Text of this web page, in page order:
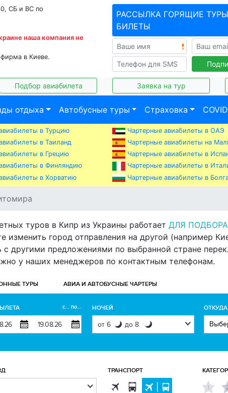
СБ и ВС по
наша компания не
в Киеве.
РАССЫЛКА ГОРЯЩИЕ
БИЛЕТЫ
Подбор авиабилета Заявка на тур
отдыха Автобусные туры Страховка
в Турцию Чартерные авиабилеты в ОАЭ
в Таиланд Чартерные авиабилеты на
в Грецию Чартерные авиабилеты в
в Финляндию Чартерные авиабилеты в
в Хорватию Чартерные авиабилеты в
туров в Кипр из Украины работает ДЛЯ
изменить город отправления на другой (например
с другими предложениями по выбранной стране
у наших менеджеров по контактным телефонам.
ТУРЫ АВИА И АВТОБУСНЫЕ ЧАРТЕРЫ
с... по... НОЧЕЙ ОТКУДА
ТРАНСПОРТ
1